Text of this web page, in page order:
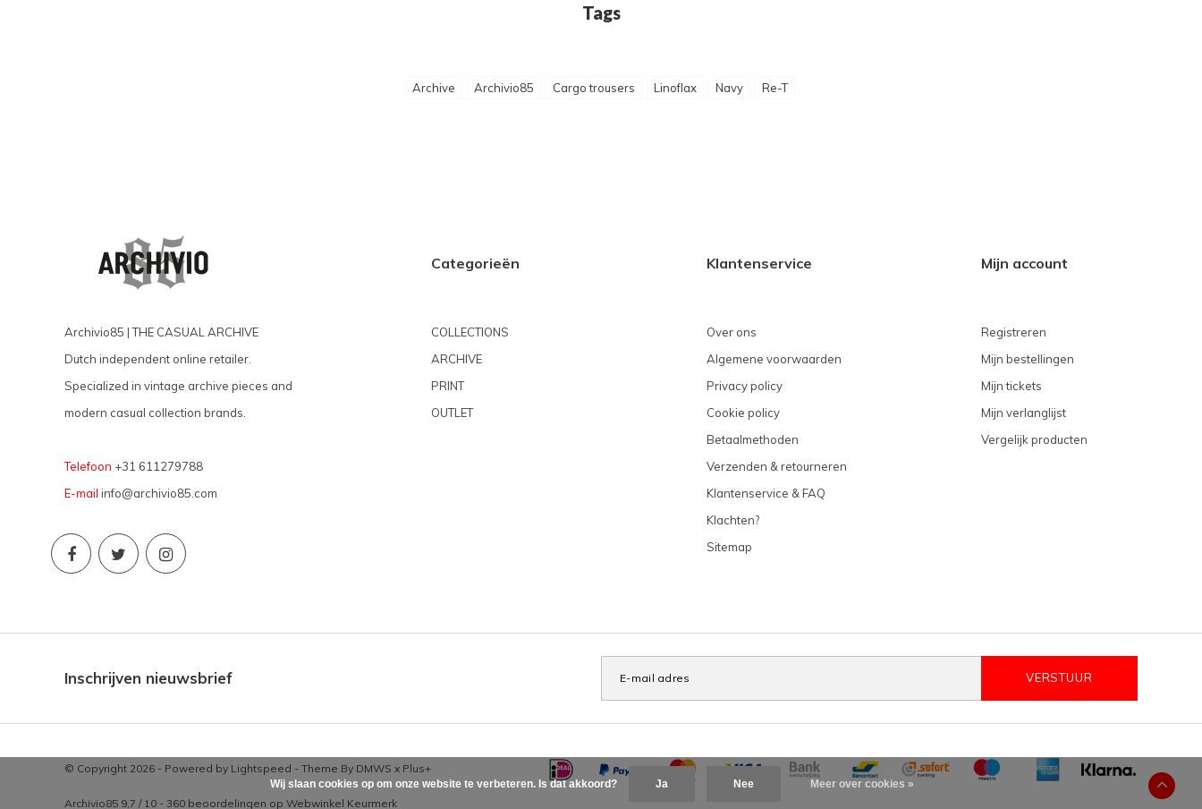
Tags
Archive Archivio85 Cargo trousers Linoflax Navy Re-T
Archivio85 | THE CASUAL ARCHIVE
Dutch independent online retailer.
Specialized in vintage archive pieces and
modern casual collection brands.
Telefoon +31 611279788
E-mail info@archivio85.com
Categorieën
COLLECTIONS
ARCHIVE
PRINT
OUTLET
Klantenservice
Over ons
Algemene voorwaarden
Privacy policy
Cookie policy
Betaalmethoden
Verzenden & retourneren
Klantenservice & FAQ
Klachten?
Sitemap
Mijn account
Registreren
Mijn bestellingen
Mijn tickets
Mijn verlanglijst
Vergelijk producten
Inschrijven nieuwsbrief VERSTUUR
© Copyright 2026 - Powered by Lightspeed - Theme By DMWS x Plus+
Archivio85 9,7 / 10 - 360 beoordelingen op Webwinkel Keurmerk
Wij slaan cookies op om onze website te verbeteren. Is dat akkoord? Ja Nee Meer over cookies »